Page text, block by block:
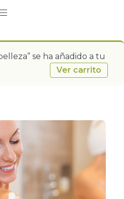
se ha añadido a tu
Ver carrito